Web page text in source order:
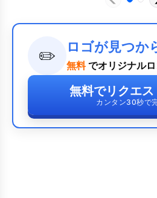
✏️ ロゴが見つか
無料 でオリジナル
無料でリクエス
カンタン30秒で